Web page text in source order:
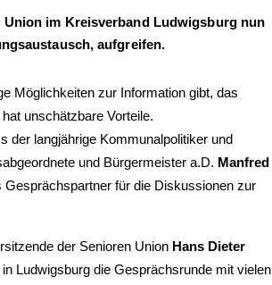
im Kreisverband Ludwigsburg nun
aufgreifen.
Möglichkeiten zur Information gibt, das
unschätzbare Vorteile.
der langjährige Kommunalpolitiker und
und Bürgermeister a.D. Manfred
Gesprächspartner für die Diskussionen zur
der Senioren Union Hans Dieter
Ludwigsburg die Gesprächsrunde mit vielen